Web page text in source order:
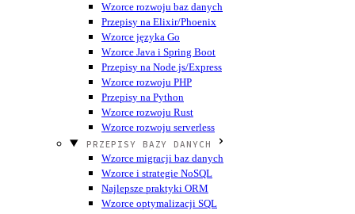
Wzorce rozwoju baz danych
Przepisy na Elixir/Phoenix
Wzorce języka Go
Wzorce Java i Spring Boot
Przepisy na Node.js/Express
Wzorce rozwoju PHP
Przepisy na Python
Wzorce rozwoju Rust
Wzorce rozwoju serverless
PRZEPISY BAZY DANYCH
Wzorce migracji baz danych
Wzorce i strategie NoSQL
Najlepsze praktyki ORM
Wzorce optymalizacji SQL